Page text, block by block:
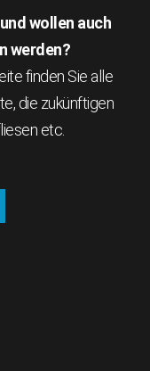
wollen auch
werden?
finden Sie alle
die zukünftigen
etc.